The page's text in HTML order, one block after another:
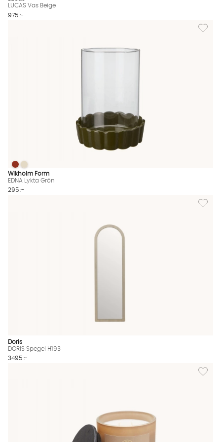
LUCAS Vas Beige
975 :-
Lägg
EDNA Lykta Grön Finns även i dessa färger:
EDNA Lykta Grön
EDNA Lykta Grön
Wikholm Form
EDNA Lykta Grön
295 :-
Lägg
Doris
DORIS Spegel H193
3495 :-
Lägg